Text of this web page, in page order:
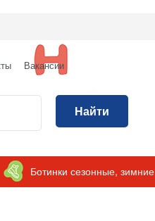
Вакансии
Найти
Ботинки сезонные, зимние